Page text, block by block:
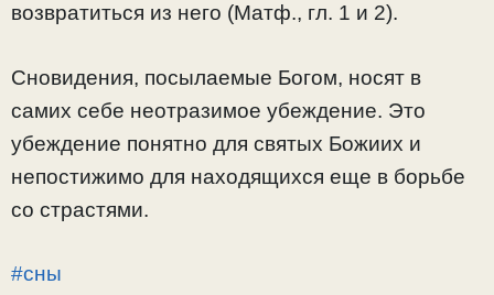
возвратиться из него (Матф., гл. 1 и 2).
Сновидения, посылаемые Богом, носят в
самих себе неотразимое убеждение. Это
убеждение понятно для святых Божиих и
непостижимо для находящихся еще в борьбе
со страстями.
#сны